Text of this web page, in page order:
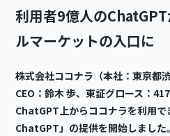
利用者9億人の
ルマーケットの入口に
株式会社ココナラ（本社：東京都
CEO：鈴木 歩、東証グロース：
ChatGPT上からココナラを利用
ChatGPT」の提供を開始しました。